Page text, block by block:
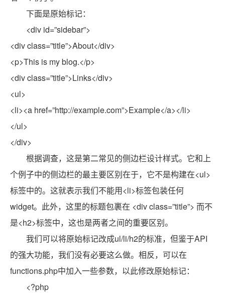
下面是原始标记：
<div id=”sidebar”>
<div class=”title”>About</div>
<p>This is my blog.</p>
<div class=”title”>Links</div>
<ul>
<li><a href=”http://example.com”>Example</a></li>
</ul>
</div>
根据调查，这是第二常见的侧边栏设计样式。它和上
个例子中的侧边栏的最主要区别在于，它不是构建在<ul>
标签中的。这就表示我们不能用<li>标签包装任何
widget。此外，这里的标题包裹在 <div class=”title”> 而不
是<h2>标签中，这也是两者之间的重要区别。
我们可以将原始标记改成ul/li/h2的标准，但鉴于API
的强大功能，我们没有必要这么做。相反，可以在
functions.php中加入一些参数，以此修改原始标记：
<?php